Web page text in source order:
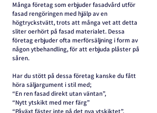
Många företag som erbjuder fasadvård utför
fasad rengöringen med hjälp av en
högtryckstvätt, trots att många vet att detta
sliter oerhört på fasad materialet. Dessa
företag erbjuder ofta merförsäljning i form av
någon ytbehandling, för att erbjuda plåster på
såren.
Har du stött på dessa företag kanske du fått
höra säljargument i stil med;
“En ren fasad direkt utan väntan”,
“Nytt ytskikt med mer färg”
“Påväxt fäster inte på det nya ytskiktet”.